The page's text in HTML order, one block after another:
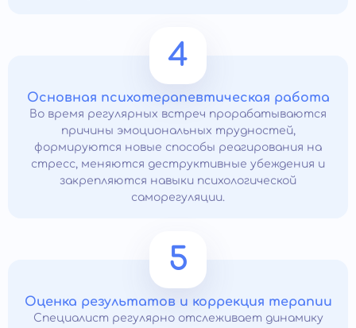
4
Основная психотерапевтическая работа
Во время регулярных встреч прорабатываются
причины эмоциональных трудностей,
формируются новые способы реагирования на
стресс, меняются деструктивные убеждения и
закрепляются навыки психологической
саморегуляции.
5
Оценка результатов и коррекция терапии
Специалист регулярно отслеживает динамику